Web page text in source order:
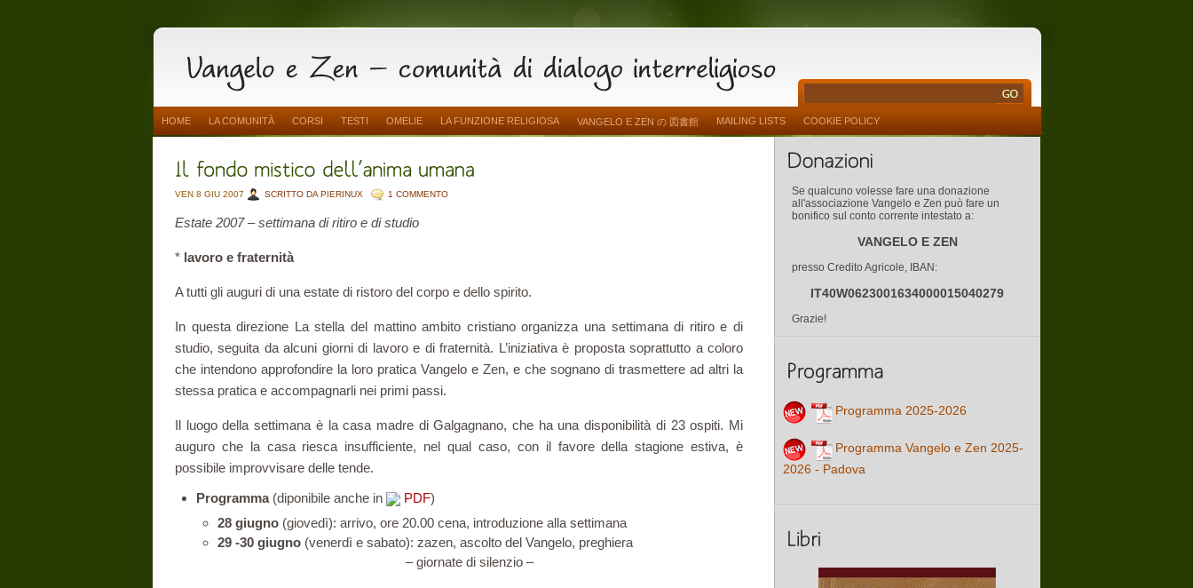
HOME LA COMUNITÀ CORSI TESTI OMELIE LA FUNZIONE RELIGIOSA VANGELO E ZEN の 図書館 MAILING LISTS COOKIE POLICY
VEN 8 GIU 2007 SCRITTO DA PIERINUX 1 COMMENTO
Estate 2007 – settimana di ritiro e di studio
* lavoro e fraternità
A tutti gli auguri di una estate di ristoro del corpo e dello spirito.
In questa direzione La stella del mattino ambito cristiano organizza una settimana di ritiro e di
studio, seguita da alcuni giorni di lavoro e di fraternità. L’iniziativa è proposta soprattutto a coloro
che intendono approfondire la loro pratica Vangelo e Zen, e che sognano di trasmettere ad altri la
stessa pratica e accompagnarli nei primi passi.
Il luogo della settimana è la casa madre di Galgagnano, che ha una disponibilità di 23 ospiti. Mi
auguro che la casa riesca insufficiente, nel qual caso, con il favore della stagione estiva, è
possibile improvvisare delle tende.
Programma(diponibile anche in PDF)
28 giugno (giovedì): arrivo, ore 20.00 cena, introduzione alla settimana
29 -30 giugno (venerdì e sabato): zazen, ascolto del Vangelo, preghiera
– giornate di silenzio –
Se qualcuno volesse fare una donazione
all'associazione Vangelo e Zen può fare un
bonifico sul conto corrente intestato a:
VANGELO E ZEN
presso Credito Agricole, IBAN:
IT40W0623001634000015040279
Grazie!
Programma 2025-2026
Programma Vangelo e Zen 2025-
2026 - Padova